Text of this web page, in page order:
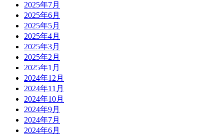
2025年7月
2025年6月
2025年5月
2025年4月
2025年3月
2025年2月
2025年1月
2024年12月
2024年11月
2024年10月
2024年9月
2024年7月
2024年6月